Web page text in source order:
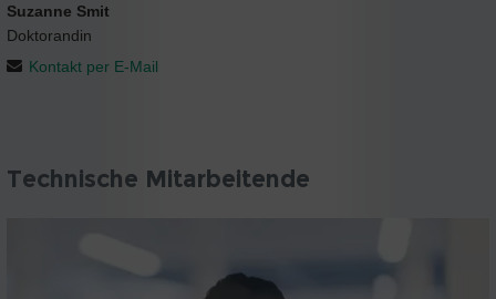
Suzanne Smit
Doktorandin
Kontakt per E-Mail
Technische Mitarbeitende